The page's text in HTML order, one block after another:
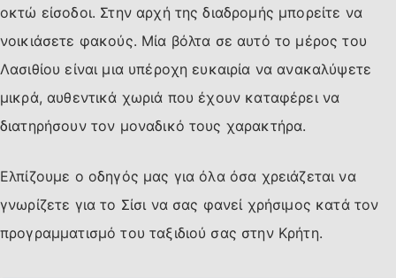
οκτώ είσοδοι. Στην αρχή της διαδρομής μπορείτε να
νοικιάσετε φακούς. Μία βόλτα σε αυτό το μέρος του
Λασιθίου είναι μια υπέροχη ευκαιρία να ανακαλύψετε
μικρά, αυθεντικά χωριά που έχουν καταφέρει να
διατηρήσουν τον μοναδικό τους χαρακτήρα.
Ελπίζουμε ο οδηγός μας για όλα όσα χρειάζεται να
γνωρίζετε για το Σίσι να σας φανεί χρήσιμος κατά τον
προγραμματισμό του ταξιδιού σας στην Κρήτη.